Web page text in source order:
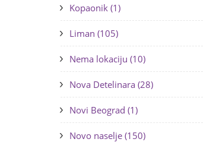
Kopaonik (1)
Liman (105)
Nema lokaciju (10)
Nova Detelinara (28)
Novi Beograd (1)
Novo naselje (150)